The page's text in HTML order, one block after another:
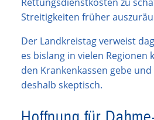
Streitigkeiten früher
Der Landkreistag verweist
es bislang in vielen Regionen
den Krankenkassen gebe
deshalb skeptisch.
Hoffnung für